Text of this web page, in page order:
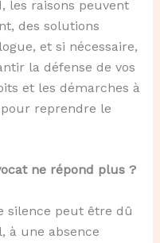
les raisons peuvent
des solutions
et si nécessaire,
la défense de vos
et les démarches à
reprendre le
ne répond plus ?
silence peut être dû
à une absence